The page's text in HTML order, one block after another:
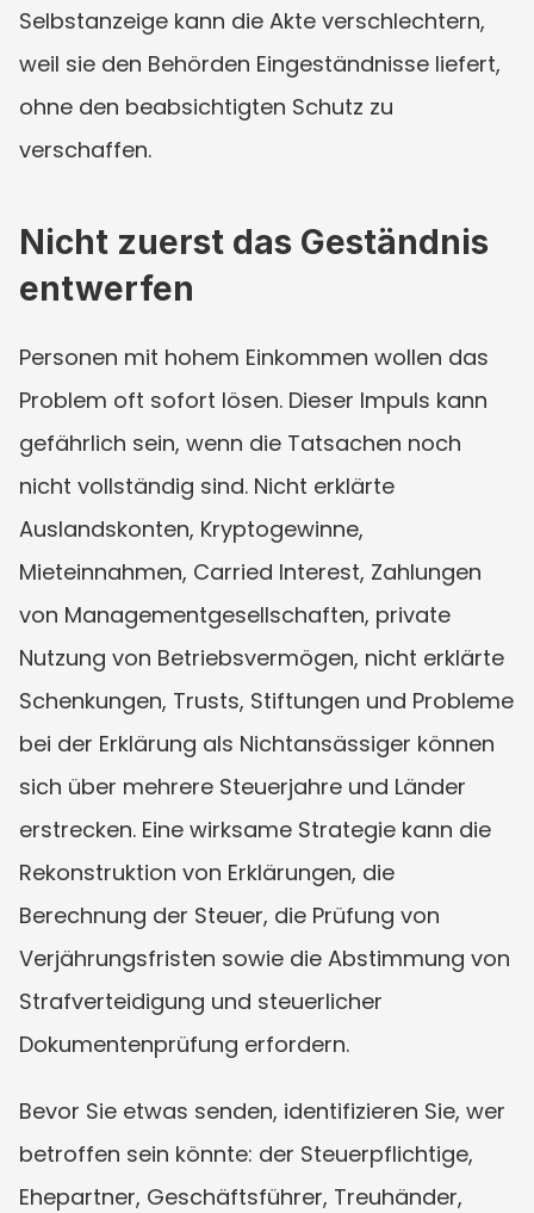
Selbstanzeige kann die Akte verschlechtern,
weil sie den Behörden Eingeständnisse liefert,
ohne den beabsichtigten Schutz zu
verschaffen.
Nicht zuerst das Geständnis
entwerfen
Personen mit hohem Einkommen wollen das
Problem oft sofort lösen. Dieser Impuls kann
gefährlich sein, wenn die Tatsachen noch
nicht vollständig sind. Nicht erklärte
Auslandskonten, Kryptogewinne,
Mieteinnahmen, Carried Interest, Zahlungen
von Managementgesellschaften, private
Nutzung von Betriebsvermögen, nicht erklärte
Schenkungen, Trusts, Stiftungen und Probleme
bei der Erklärung als Nichtansässiger können
sich über mehrere Steuerjahre und Länder
erstrecken. Eine wirksame Strategie kann die
Rekonstruktion von Erklärungen, die
Berechnung der Steuer, die Prüfung von
Verjährungsfristen sowie die Abstimmung von
Strafverteidigung und steuerlicher
Dokumentenprüfung erfordern.
Bevor Sie etwas senden, identifizieren Sie, wer
betroffen sein könnte: der Steuerpflichtige,
Ehepartner, Geschäftsführer, Treuhänder,